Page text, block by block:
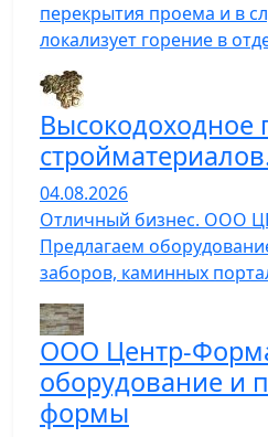
перекрытия проема и в
локализует горение в
Высокодоходное
04.08.2026
Отличный бизнес. ООО
Предлагаем
заборов, каминных
ООО Центр-
оборудование и
формы